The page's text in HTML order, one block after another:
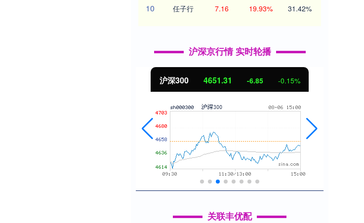
10 任子行 7.16 19.93% 31.42%
沪深京行情 实时轮播
沪深300 4651.31 -6.85 -0.15%
关联丰优配